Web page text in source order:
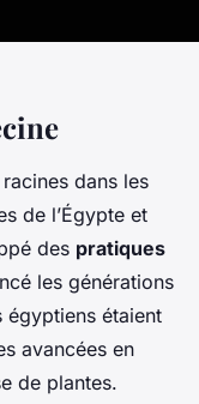
dans les
de l’Égypte et
des pratiques
les générations
égyptiens étaient
avancées en
de plantes.